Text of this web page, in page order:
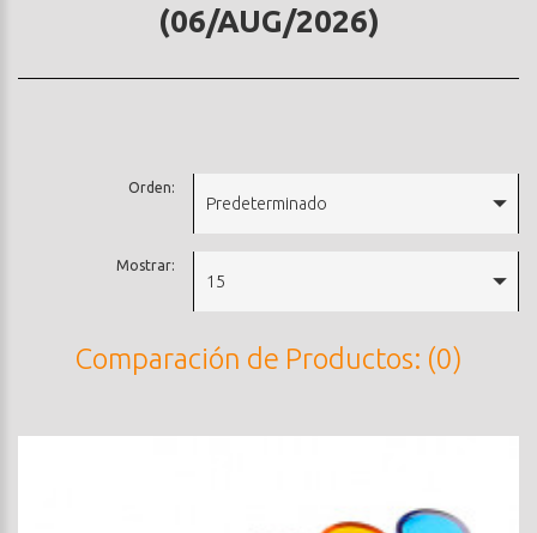
(06/AUG/2026)
Orden:
Predeterminado
Mostrar:
15
Comparación de Productos: (0)